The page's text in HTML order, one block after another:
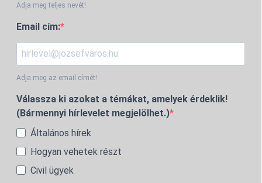
Adja meg teljes nevét!
Email cím:
Adja meg az email címét!
Válassza ki azokat a témákat, amelyek érdeklik!
(Bármennyi hírlevelet megjelölhet.)
Általános hírek
Hogyan vehetek részt
Civil ügyek